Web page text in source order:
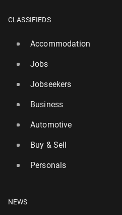
CLASSIFIEDS
Accommodation
Jobs
Jobseekers
Business
Automotive
Buy & Sell
Personals
NEWS